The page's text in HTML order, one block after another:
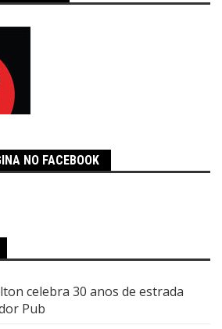
NO FACEBOOK
celebra 30 anos de estrada
Pub